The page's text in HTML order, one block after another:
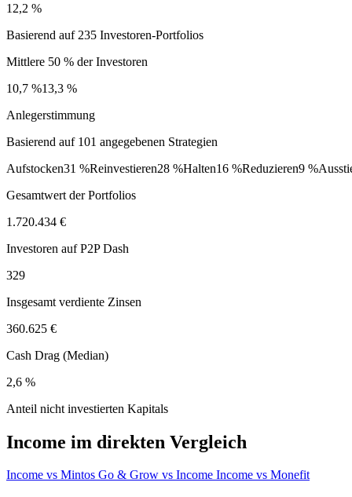
12,2 %
Basierend auf 235 Investoren-Portfolios
Mittlere 50 % der Investoren
10,7 %13,3 %
Anlegerstimmung
Basierend auf 101 angegebenen Strategien
Aufstocken31 %Reinvestieren28 %Halten16 %Reduzieren9 %
Gesamtwert der Portfolios
1.720.434 €
Investoren auf P2P Dash
329
Insgesamt verdiente Zinsen
360.625 €
Cash Drag (Median)
2,6 %
Anteil nicht investierten Kapitals
Income im direkten Vergleich
Income vs Mintos Go & Grow vs Income Income vs Monefit